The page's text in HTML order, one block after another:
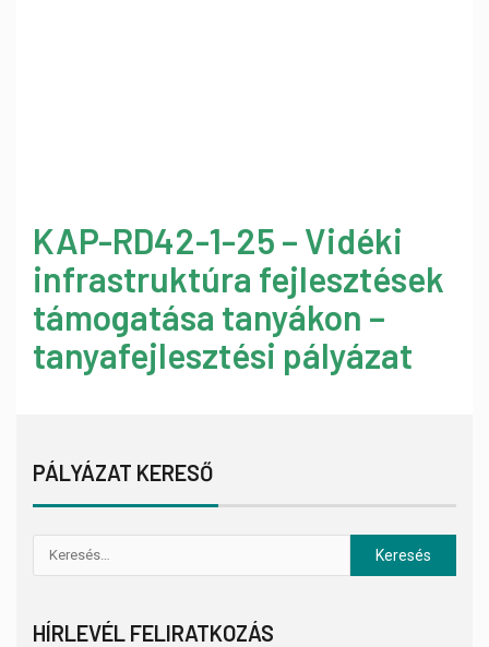
KAP-RD42-1-25 – Vidéki
infrastruktúra fejlesztések
támogatása tanyákon –
tanyafejlesztési pályázat
PÁLYÁZAT KERESŐ
HÍRLEVÉL FELIRATKOZÁS